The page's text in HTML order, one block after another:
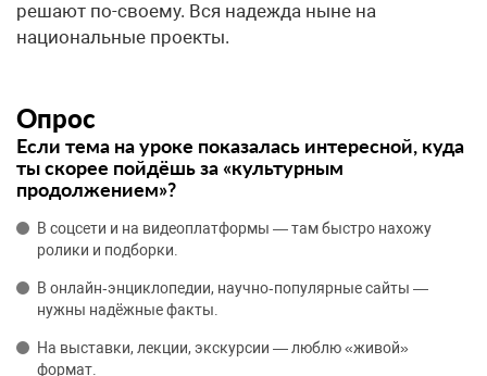
решают по-своему. Вся надежда ныне на
национальные проекты.
Опрос
Если тема на уроке показалась интересной, куда
ты скорее пойдёшь за «культурным
продолжением»?
В соцсети и на видеоплатформы — там быстро нахожу
ролики и подборки.
В онлайн‑энциклопедии, научно‑популярные сайты —
нужны надёжные факты.
На выставки, лекции, экскурсии — люблю «живой»
формат.